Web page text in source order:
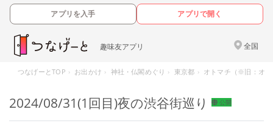
アプリを入手 アプリで開く
趣味友アプリ 全国
つなげーとTOP お出かけ 神社・仏閣めぐり 東京都 オトマチ（※旧：オ
2024/08/31(1回目)夜の渋谷街巡り 公開